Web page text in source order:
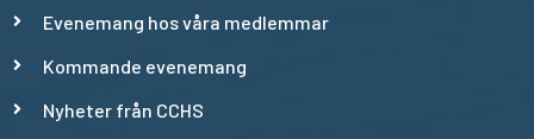
Evenemang hos våra medlemmar
Kommande evenemang
Nyheter från CCHS